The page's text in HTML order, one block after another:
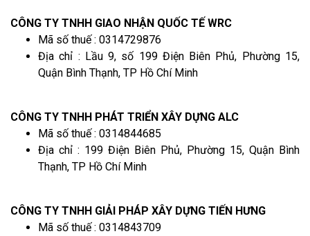
CÔNG TY TNHH GIAO NHẬN QUỐC TẾ WRC
Mã số thuế : 0314729876
Địa chỉ : Lầu 9, số 199 Điện Biên Phủ, Phường 15,
Quận Bình Thạnh, TP Hồ Chí Minh
CÔNG TY TNHH PHÁT TRIỂN XÂY DỰNG ALC
Mã số thuế : 0314844685
Địa chỉ : 199 Điện Biên Phủ, Phường 15, Quận Bình
Thạnh, TP Hồ Chí Minh
CÔNG TY TNHH GIẢI PHÁP XÂY DỰNG TIẾN HƯNG
Mã số thuế : 0314843709